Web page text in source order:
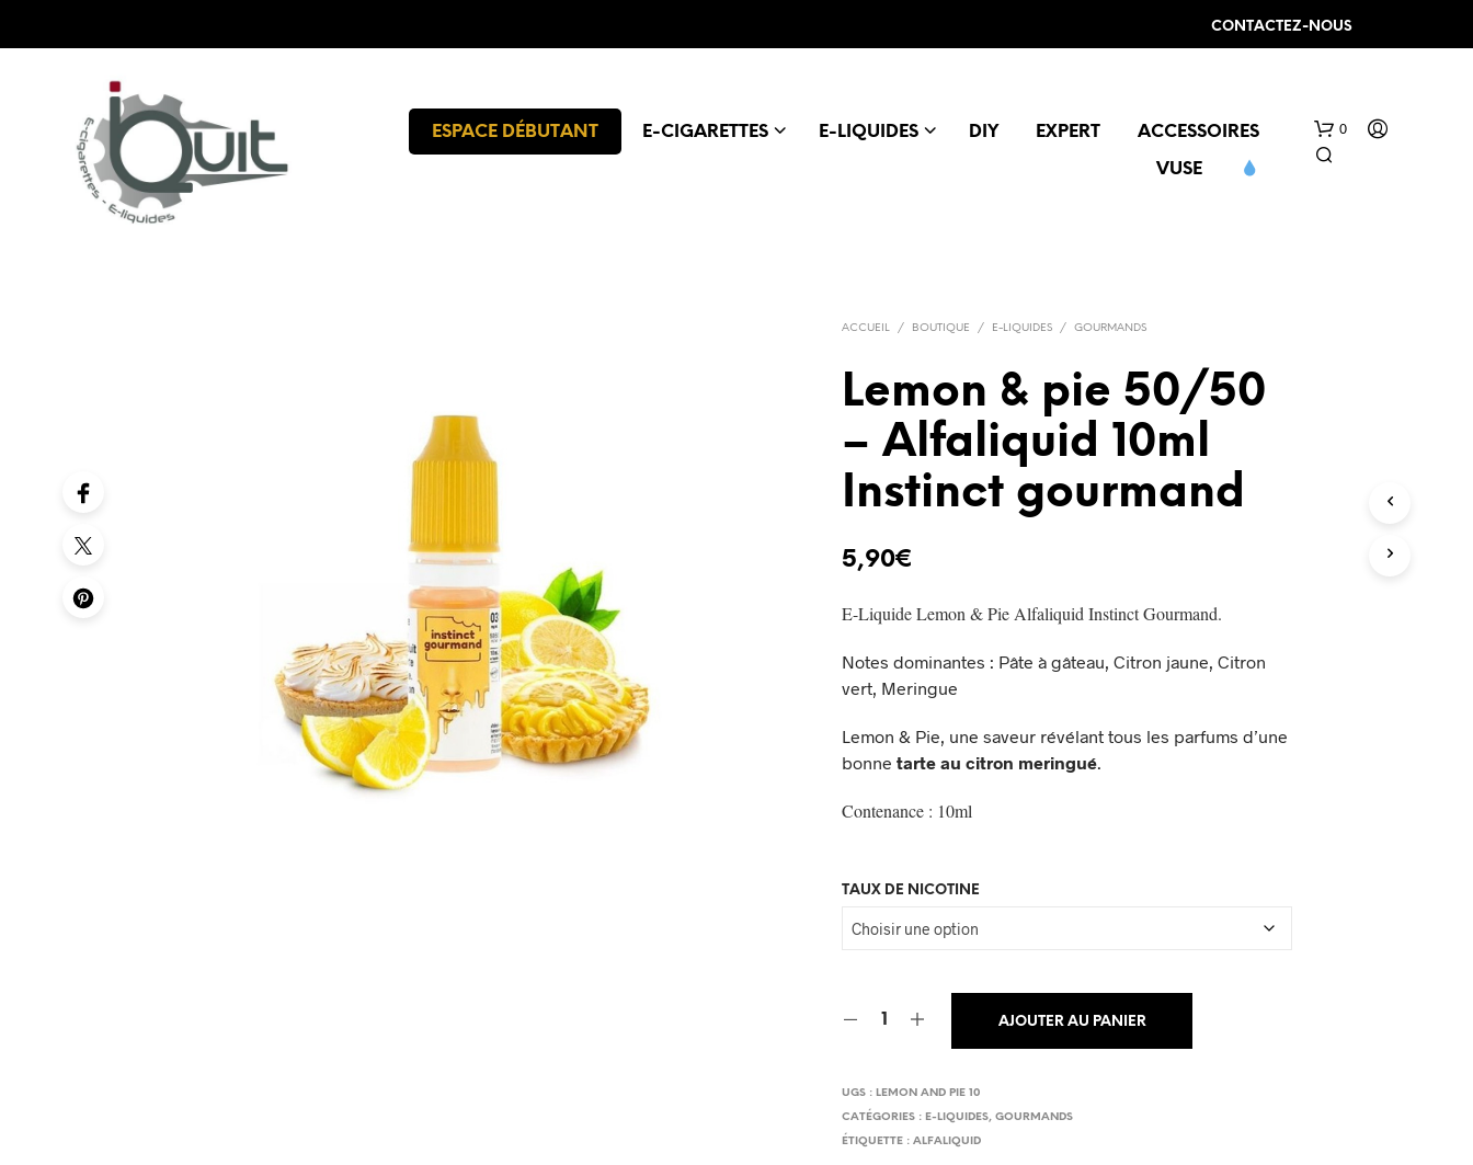
CONTACTEZ-NOUS
ESPACE DÉBUTANT E-CIGARETTES E-LIQUIDES DIY EXPERT
ACCESSOIRES
VUSE
0
ACCUEIL / BOUTIQUE / E-LIQUIDES / GOURMANDS
Lemon & pie 50/50
– Alfaliquid 10ml
Instinct gourmand
5,90€
E-Liquide Lemon & Pie Alfaliquid Instinct Gourmand.
Notes dominantes : Pâte à gâteau, Citron jaune, Citron
vert, Meringue
Lemon & Pie, une saveur révélant tous les parfums d’une
bonnetarte au citron meringué.
Contenance : 10ml
TAUX DE NICOTINE
AJOUTER AU PANIER
UGS :LEMON AND PIE 10
CATÉGORIES : E-LIQUIDES,GOURMANDS
ÉTIQUETTE :ALFALIQUID